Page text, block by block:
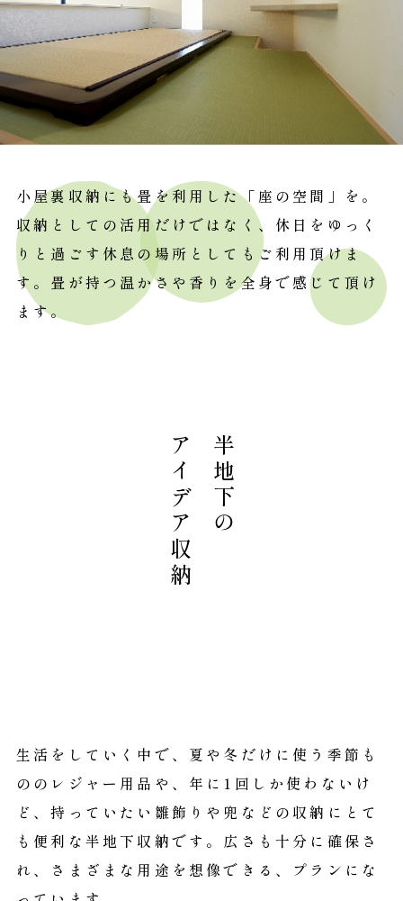
小屋裏収納にも畳を利用した「座の空間」を。
収納としての活用だけではなく、休日をゆっく
りと過ごす休息の場所としてもご利用頂けま
す。畳が持つ温かさや香りを全身で感じて頂け
ます。
半地下の
アイデア収納
生活をしていく中で、夏や冬だけに使う季節も
ののレジャー用品や、年に1回しか使わないけ
ど、持っていたい雛飾りや兜などの収納にとて
も便利な半地下収納です。広さも十分に確保さ
れ、さまざまな用途を想像できる、プランにな